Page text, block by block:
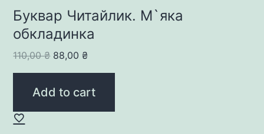
Буквар Читайлик. М`яка
обкладинка
110,00₴ Original
price
was:
88,00₴Current
price
is:
Add to cart